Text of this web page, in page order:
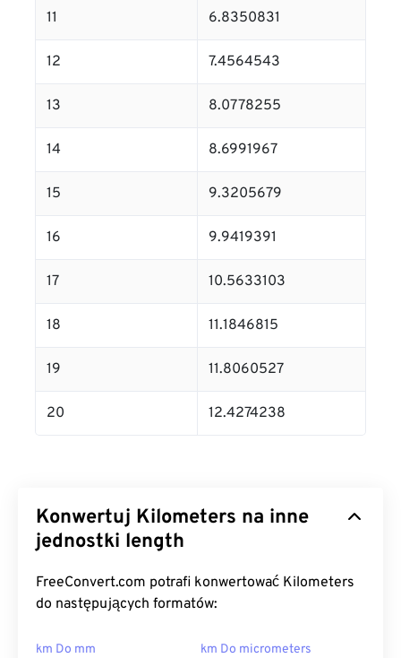
11 6.8350831
12 7.4564543
13 8.0778255
14 8.6991967
15 9.3205679
16 9.9419391
17 10.5633103
18 11.1846815
19 11.8060527
20 12.4274238
Konwertuj Kilometers na inne
jednostki length
FreeConvert.com potrafi konwertować Kilometers
do następujących formatów:
km Do mm km Do micrometers